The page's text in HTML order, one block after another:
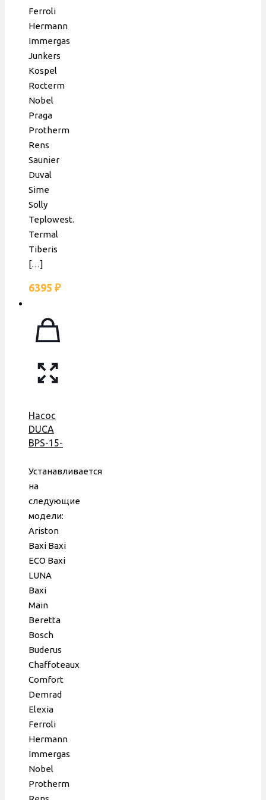
Ferroli
Hermann
Immergas
Junkers
Kospel
Rocterm
Nobel
Praga
Protherm
Rens
Saunier
Duval
Sime
Solly
Teplowest.
Termal
Tiberis
[…]
6395 ₽
Насос
DUCA
BPS-15-
аналог
GRUNDFOS
15-50,
Устанавливается
на
следующие
модели:
Ariston
Baxi Baxi
ECO Baxi
LUNA
Baxi
Main
Berettа
Bosch
Buderus
Chaffoteaux
Comfort
Demrad
Elexia
Ferroli
Hermann
Immergas
Nobel
Protherm